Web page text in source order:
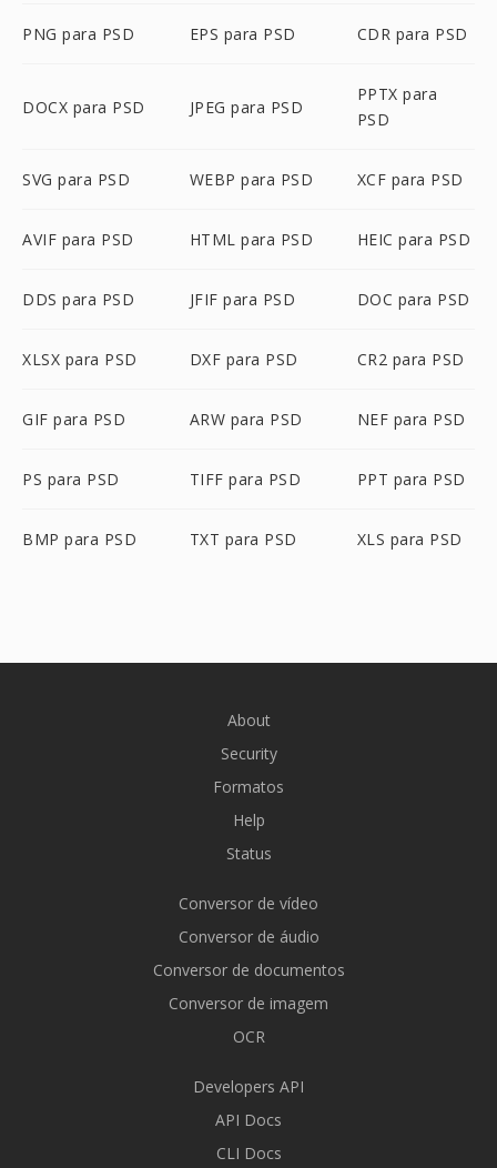
PNG para PSD EPS para PSD CDR para PSD
DOCX para PSD JPEG para PSD
PPTX para
PSD
SVG para PSD WEBP para PSD XCF para PSD
AVIF para PSD HTML para PSD HEIC para PSD
DDS para PSD JFIF para PSD DOC para PSD
XLSX para PSD DXF para PSD CR2 para PSD
GIF para PSD ARW para PSD NEF para PSD
PS para PSD TIFF para PSD PPT para PSD
BMP para PSD TXT para PSD XLS para PSD
About
Security
Formatos
Help
Status
Conversor de vídeo
Conversor de áudio
Conversor de documentos
Conversor de imagem
OCR
Developers API
API Docs
CLI Docs